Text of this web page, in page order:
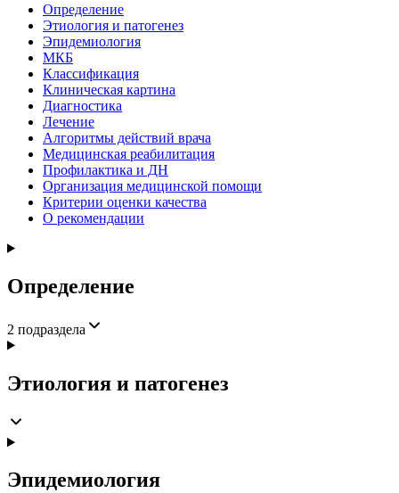
Определение
Этиология и патогенез
Эпидемиология
МКБ
Классификация
Клиническая картина
Диагностика
Лечение
Алгоритмы действий врача
Медицинская реабилитация
Профилактика и ДН
Организация медицинской помощи
Критерии оценки качества
О рекомендации
Определение
2 подраздела
Этиология и патогенез
Эпидемиология